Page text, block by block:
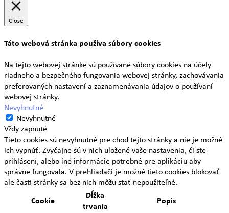
Close
Táto webová stránka používa súbory cookies
Na tejto webovej stránke sú používané súbory cookies na účely
riadneho a bezpečného fungovania webovej stránky, zachovávania
preferovaných nastavení a zaznamenávania údajov o používaní
webovej stránky.
Nevyhnutné
Nevyhnutné
Vždy zapnuté
Tieto cookies sú nevyhnutné pre chod tejto stránky a nie je možné
ich vypnúť. Zvyčajne sú v nich uložené vaše nastavenia, či ste
prihlásení, alebo iné informácie potrebné pre aplikáciu aby
správne fungovala. V prehliadači je možné tieto cookies blokovať
ale časti stránky sa bez nich môžu stať nepoužiteľné.
Cookie
Dĺžka
trvania
Popis